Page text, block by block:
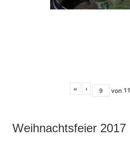
« ‹ von 11
Weihnachtsfeier 2017